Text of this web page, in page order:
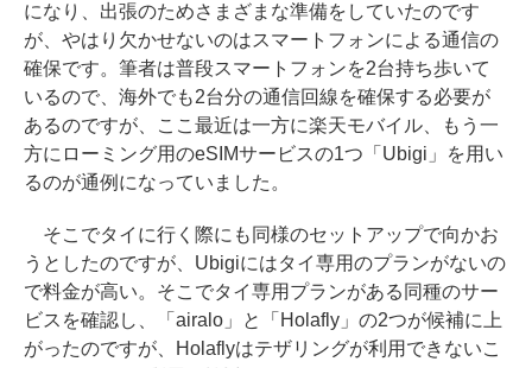
になり、出張のためさまざまな準備をしていたのです
が、やはり欠かせないのはスマートフォンによる通信の
確保です。筆者は普段スマートフォンを2台持ち歩いて
いるので、海外でも2台分の通信回線を確保する必要が
あるのですが、ここ最近は一方に楽天モバイル、もう一
方にローミング用のeSIMサービスの1つ「Ubigi」を用い
るのが通例になっていました。
そこでタイに行く際にも同様のセットアップで向かお
うとしたのですが、Ubigiにはタイ専用のプランがないの
で料金が高い。そこでタイ専用プランがある同種のサー
ビスを確認し、「airalo」と「Holafly」の2つが候補に上
がったのですが、Holaflyはテザリングが利用できないこ